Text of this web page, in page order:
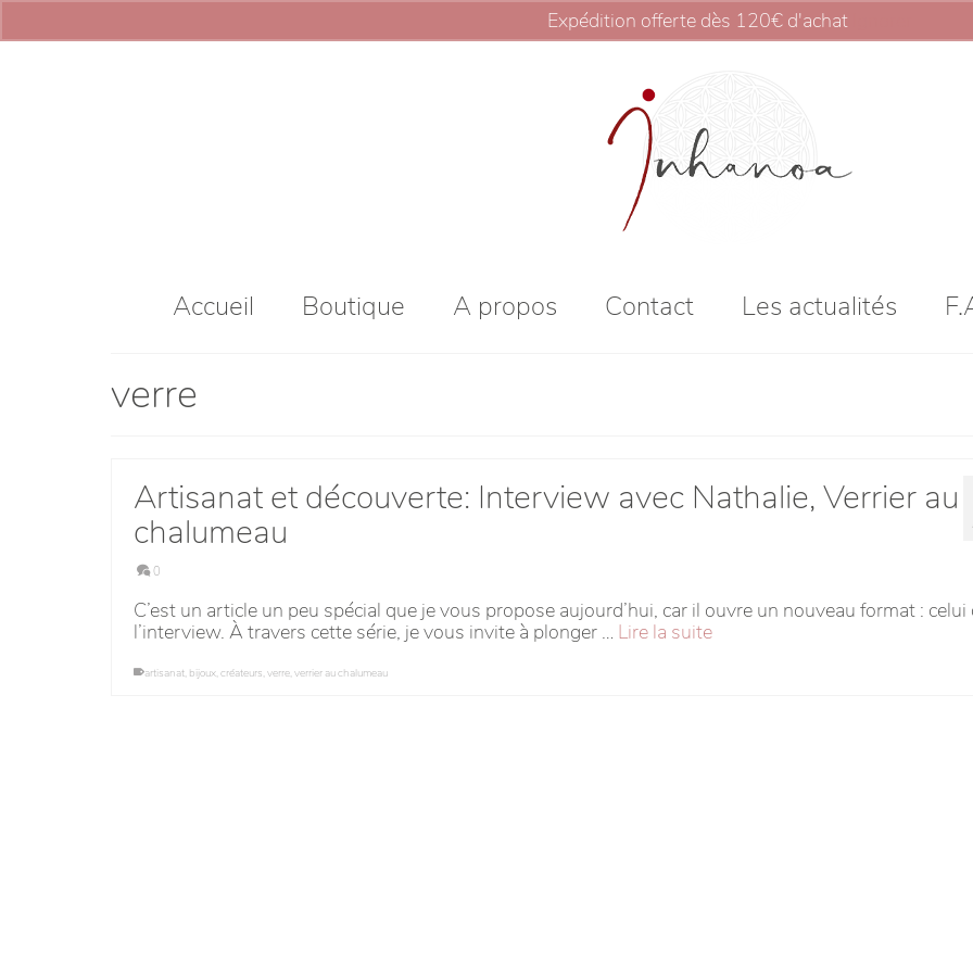
Expédition offerte dès 120€ d'achat
Accueil Boutique A propos Contact Les actualités
verre
Artisanat et découverte: Interview avec Nathalie, Verrier au
chalumeau
0
C’est un article un peu spécial que je vous propose aujourd’hui, car il ouvre un nouveau format : celui
l’interview. À travers cette série, je vous invite à plonger … Lire la suite
artisanat, bijoux,créateurs,verre,verrier au chalumeau